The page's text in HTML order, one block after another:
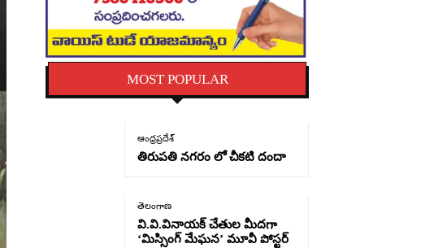
MOST POPULAR
ఆంధ్రప్రదేశ్
తిరుపతి నగరం లో చీకటి దందా
తెలంగాణ
వి.వి.వినాయక్ చేతుల మీదగా
‘మిస్సింగ్ మేఘన’ మూవీ పోస్టర్